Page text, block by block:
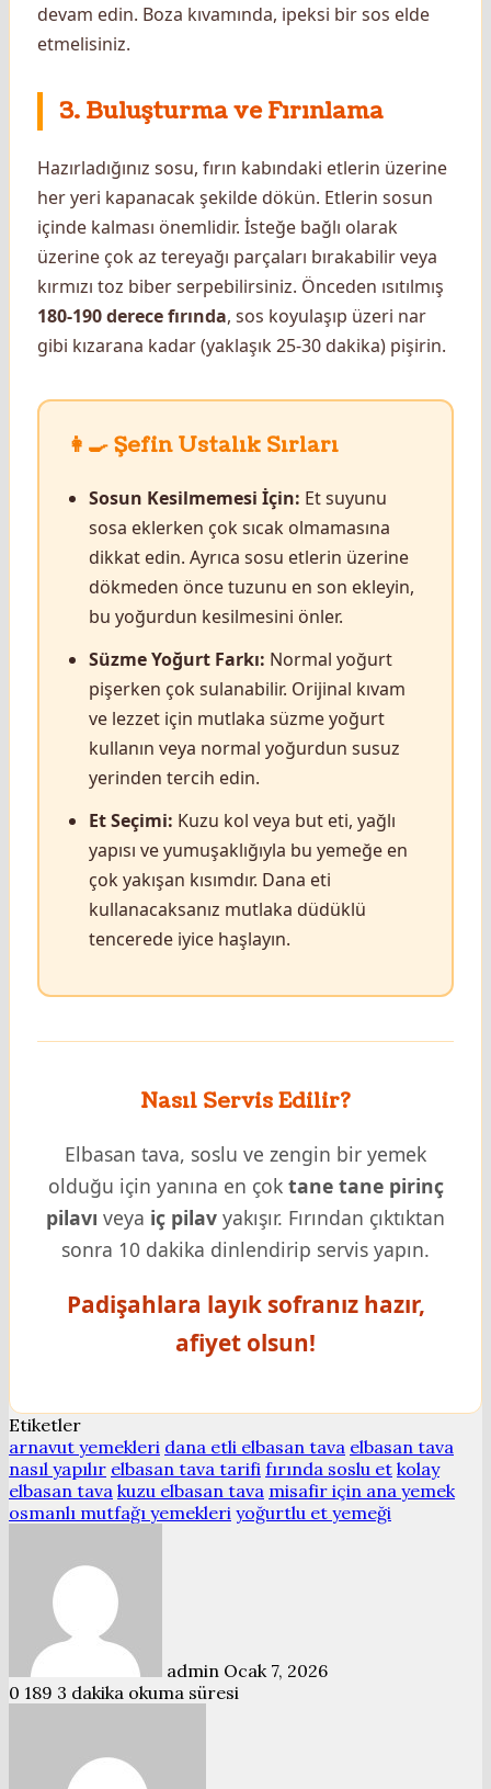
devam edin. Boza kıvamında, ipeksi bir sos elde
etmelisiniz.
3. Buluşturma ve Fırınlama
Hazırladığınız sosu, fırın kabındaki etlerin üzerine
her yeri kapanacak şekilde dökün. Etlerin sosun
içinde kalması önemlidir. İsteğe bağlı olarak
üzerine çok az tereyağı parçaları bırakabilir veya
kırmızı toz biber serpebilirsiniz. Önceden ısıtılmış
180-190 derece fırında, sos koyulaşıp üzeri nar
gibi kızarana kadar (yaklaşık 25-30 dakika) pişirin.
👩‍🍳 Şefin Ustalık Sırları
Sosun Kesilmemesi İçin: Et suyunu
sosa eklerken çok sıcak olmamasına
dikkat edin. Ayrıca sosu etlerin üzerine
dökmeden önce tuzunu en son ekleyin,
bu yoğurdun kesilmesini önler.
Süzme Yoğurt Farkı: Normal yoğurt
pişerken çok sulanabilir. Orijinal kıvam
ve lezzet için mutlaka süzme yoğurt
kullanın veya normal yoğurdun susuz
yerinden tercih edin.
Et Seçimi: Kuzu kol veya but eti, yağlı
yapısı ve yumuşaklığıyla bu yemeğe en
çok yakışan kısımdır. Dana eti
kullanacaksanız mutlaka düdüklü
tencerede iyice haşlayın.
Nasıl Servis Edilir?
Elbasan tava, soslu ve zengin bir yemek
olduğu için yanına en çok tane tane pirinç
pilavı veya iç pilav yakışır. Fırından çıktıktan
sonra 10 dakika dinlendirip servis yapın.
Padişahlara layık sofranız hazır,
afiyet olsun!
Etiketler
arnavut yemekleri dana etli elbasan tava elbasan tava
nasıl yapılır elbasan tava tarifi fırında soslu et kolay
elbasan tava kuzu elbasan tava misafir için ana yemek
osmanlı mutfağı yemekleri yoğurtlu et yemeği
admin Ocak 7, 2026
0 189 3 dakika okuma süresi